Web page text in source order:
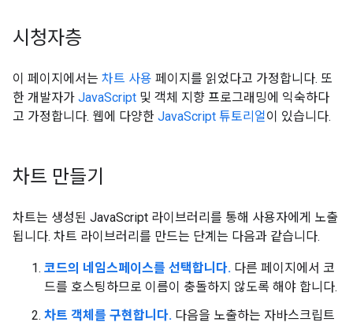
시청자층
이 페이지에서는 차트 사용 페이지를 읽었다고 가정합니다. 또
한 개발자가 JavaScript 및 객체 지향 프로그래밍에 익숙하다
고 가정합니다. 웹에 다양한 JavaScript 튜토리얼이 있습니다.
차트 만들기
차트는 생성된 JavaScript 라이브러리를 통해 사용자에게 노출
됩니다. 차트 라이브러리를 만드는 단계는 다음과 같습니다.
코드의 네임스페이스를 선택합니다. 다른 페이지에서 코
드를 호스팅하므로 이름이 충돌하지 않도록 해야 합니다.
차트 객체를 구현합니다. 다음을 노출하는 자바스크립트